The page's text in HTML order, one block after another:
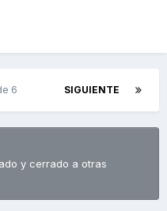
SIGUIENTE
6
y cerrado a otras